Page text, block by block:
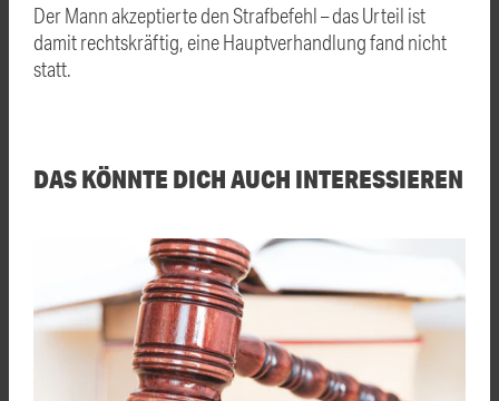
Der Mann akzeptierte den Strafbefehl – das Urteil ist
damit rechtskräftig, eine Hauptverhandlung fand nicht
statt.
DAS KÖNNTE DICH AUCH INTERESSIEREN